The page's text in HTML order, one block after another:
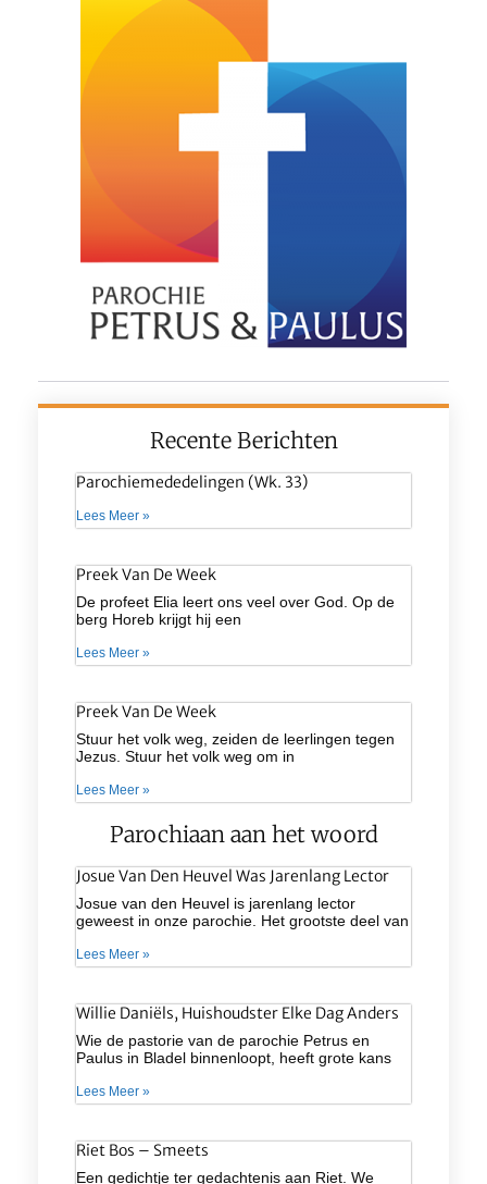
Recente Berichten
Parochiemededelingen (wk. 33)
Lees Meer »
Preek Van De Week
De profeet Elia leert ons veel over God. Op de
berg Horeb krijgt hij een
Lees Meer »
Preek Van De Week
Stuur het volk weg, zeiden de leerlingen tegen
Jezus. Stuur het volk weg om in
Lees Meer »
Parochiaan aan het woord
Josue Van Den Heuvel Was Jarenlang Lector
Josue van den Heuvel is jarenlang lector
geweest in onze parochie. Het grootste deel van
Lees Meer »
Willie Daniëls, Huishoudster Elke Dag Anders
Wie de pastorie van de parochie Petrus en
Paulus in Bladel binnenloopt, heeft grote kans
Lees Meer »
Riet Bos – Smeets
Een gedichtje ter gedachtenis aan Riet. We